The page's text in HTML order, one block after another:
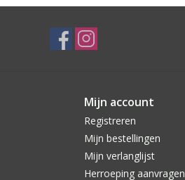
Mijn account
Registreren
Mijn bestellingen
Mijn verlanglijst
Herroeping aanvragen